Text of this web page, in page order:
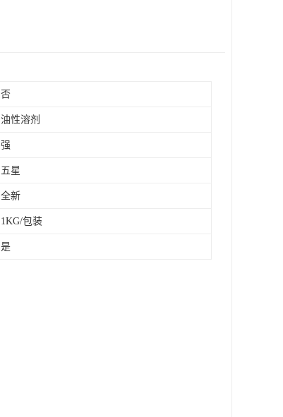
否
油性溶剂
强
五星
全新
1KG/包装
是